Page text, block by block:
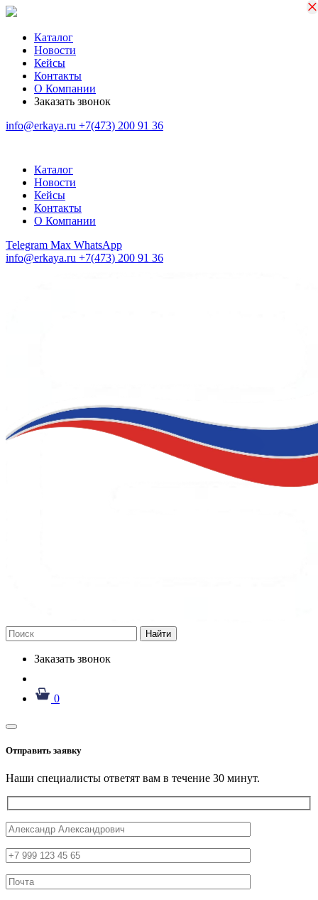
Каталог
Новости
Кейсы
Контакты
О Компании
Заказать звонок
info@erkaya.ru +7(473) 200 91 36
Каталог
Новости
Кейсы
Контакты
О Компании
Telegram Max WhatsApp
info@erkaya.ru +7(473) 200 91 36
Найти
Заказать звонок
0
Отправить заявку
Наши специалисты ответят вам в течение 30 минут.
×
×